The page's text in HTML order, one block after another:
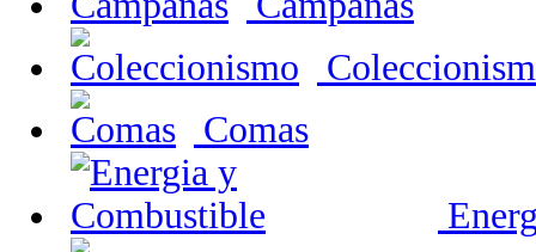
Comas